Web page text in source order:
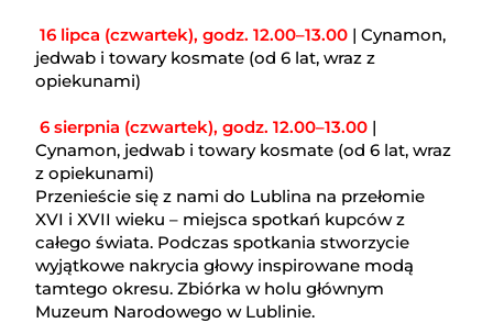
16 lipca (czwartek), godz. 12.00–13.00 | Cynamon,
jedwab i towary kosmate (od 6 lat, wraz z
opiekunami)
6 sierpnia (czwartek), godz. 12.00–13.00 |
Cynamon, jedwab i towary kosmate (od 6 lat, wraz
z opiekunami)
Przenieście się z nami do Lublina na przełomie
XVI i XVII wieku – miejsca spotkań kupców z
całego świata. Podczas spotkania stworzycie
wyjątkowe nakrycia głowy inspirowane modą
tamtego okresu. Zbiórka w holu głównym
Muzeum Narodowego w Lublinie.